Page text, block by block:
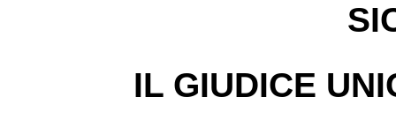
IL GIUDICE